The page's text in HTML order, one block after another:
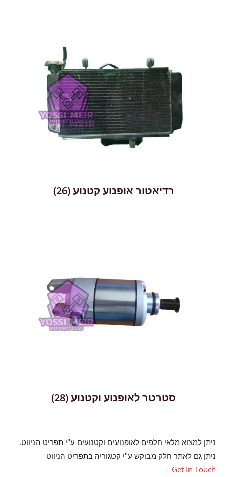
רדיאטור אופנוע קטנוע(26)
סטרטר לאופנוע וקטנוע(28)
ניתן למצוא מלאי חלפים לאופנועים וקטנועים ע"י תפריט הניווט.
ניתן גם לאתר חלק מבוקש ע"י קטגוריה בתפריט הניווט
Get In Touch
Opens